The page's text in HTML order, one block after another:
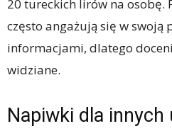
20 tureckich lirów na osobę.
często angażują się w swoją
informacjami, dlatego
widziane.
Napiwki dla innych